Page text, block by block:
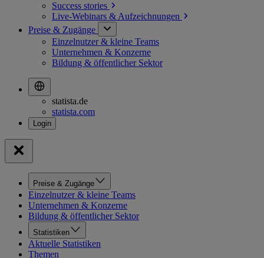
Success stories
Live-Webinars & Aufzeichnungen
Preise & Zugänge
Einzelnutzer & kleine Teams
Unternehmen & Konzerne
Bildung & öffentlicher Sektor
statista.de
statista.com
Preise & Zugänge
Einzelnutzer & kleine Teams
Unternehmen & Konzerne
Bildung & öffentlicher Sektor
Statistiken
Aktuelle Statistiken
Themen